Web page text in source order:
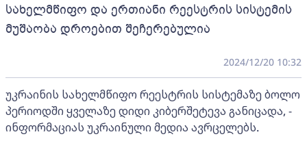
სახელმწიფო და ერთიანი რეესტრის სისტემის
მუშაობა დროებით შეჩერებულია
2024/12/20 10:32
უკრაინის სახელმწიფო რეესტრის სისტემაზე ბოლო
პერიოდში ყველაზე დიდი კიბერშეტევა განიცადა, -
ინფორმაციას უკრაინული მედია ავრცელებს.